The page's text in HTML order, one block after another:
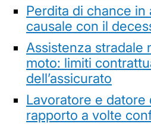
Perdita di chance in
causale con il
Assistenza stradale
moto: limiti
dell’assicurato
Lavoratore e datore
rapporto a volte